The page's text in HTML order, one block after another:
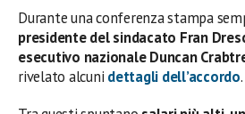
Durante una conferenza stampa
presidente del sindacato Fran
esecutivo nazionale Duncan
rivelato alcuni dettagli dell’accordo.